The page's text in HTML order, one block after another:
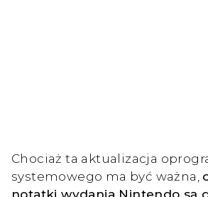
Chociaż ta aktualizacja
systemowego ma być ważna,
notatki wydania Nintendo są